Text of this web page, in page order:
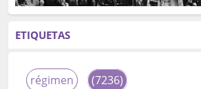
ETIQUETAS
régimen
(7236)